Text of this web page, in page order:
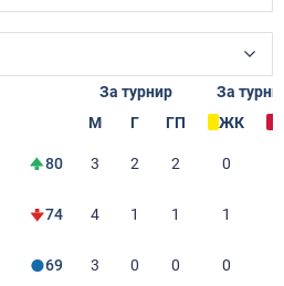
За турнир
За
М
Г ГП ЖК
80 3 2 2 0
74 4 1 1 1
69 3 0 0 0